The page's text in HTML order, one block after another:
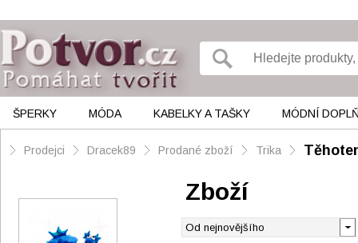
ŠPERKY MÓDA KABELKY A TAŠKY MÓDNÍ
Prodejci Dracek89 Prodané zboží Trika
Zboží